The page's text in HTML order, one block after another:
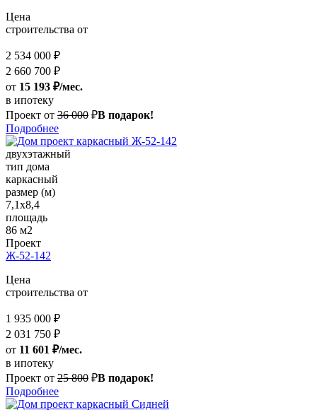
Цена
строительства от
2 534 000 ₽
2 660 700 ₽
от 15 193 ₽/мес.
в ипотеку
Проект от 36 000 ₽В подарок!
Подробнее
двухэтажный
тип дома
каркасный
размер (м)
7,1x8,4
площадь
86 м2
Проект
Ж-52-142
Цена
строительства от
1 935 000 ₽
2 031 750 ₽
от 11 601 ₽/мес.
в ипотеку
Проект от 25 800 ₽В подарок!
Подробнее